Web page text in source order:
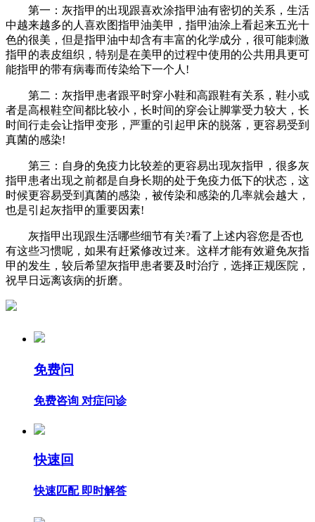
第一：灰指甲的出现跟喜欢涂指甲油有密切的关系，生活
中越来越多的人喜欢图指甲油美甲，指甲油涂上看起来五光十
色的很美，但是指甲油中却含有丰富的化学成分，很可能刺激
指甲的表皮组织，特别是在美甲的过程中使用的公共用具更可
能指甲的带有病毒而传染给下一个人!
第二：灰指甲患者跟平时穿小鞋和高跟鞋有关系，鞋小或
者是高根鞋空间都比较小，长时间的穿会让脚掌受力较大，长
时间行走会让指甲变形，严重的引起甲床的脱落，更容易受到
真菌的感染!
第三：自身的免疫力比较差的更容易出现灰指甲，很多灰
指甲患者出现之前都是自身长期的处于免疫力低下的状态，这
时候更容易受到真菌的感染，被传染和感染的几率就会越大，
也是引起灰指甲的重要因素!
灰指甲出现跟生活哪些细节有关?看了上述内容您是否也
有这些习惯呢，如果有赶紧修改过来。这样才能有效避免灰指
甲的发生，较后希望灰指甲患者要及时治疗，选择正规医院，
祝早日远离该病的折磨。
免费问
免费咨询 对症问诊
快速回
快速匹配 即时解答